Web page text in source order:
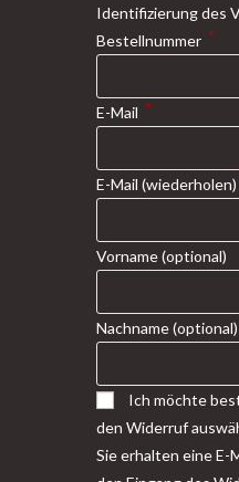
Identifizierung des
Bestellnummer *
E-Mail *
E-Mail (wiederholen)
Vorname(optional)
Nachname(optional)
Ich möchte
den Widerruf
Sie erhalten eine